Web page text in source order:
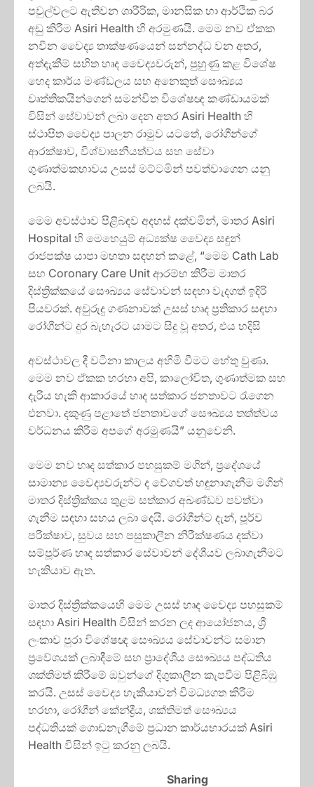
පවුල්වලට ඇතිවන ශාරීරික, මානසික හා ආර්ථික බර
අඩු කිරීම Asiri Health හි අරමුණයි. මෙම නව ඒකක
නවීන වෛද්‍ය තාක්ෂණයෙන් සන්නද්ධ වන අතර,
අත්දැකීම් සහිත හෘද වෛද්‍යවරුන්, පුහුණු කළ විශේෂ
හෙද කාර්ය මණ්ඩලය සහ අනෙකුත් සෞඛ්‍යය
වෘත්තිකයින්ගෙන් සමන්විත විශේෂඥ කණ්ඩායමක්
විසින් සේවාවන් ලබා දෙන අතර Asiri Health හි
ස්ථාපිත වෛද්‍ය පාලන රාමුව යටතේ, රෝගීන්ගේ
ආරක්ෂාව, විශ්වාසනීයත්වය සහ සේවා
ගුණාත්මකභාවය උසස් මට්ටමින් පවත්වාගෙන යනු
ලබයි.
මෙම අවස්ථාව පිළිබඳව අදහස් දක්වමින්, මාතර Asiri
Hospital හි මෙහෙයුම් අධ්‍යක්ෂ වෛද්‍ය සඳුන්
රාජපක්ෂ යාපා මහතා සඳහන් කළේ, “මෙම Cath Lab
සහ Coronary Care Unit ආරම්භ කිරීම මාතර
දිස්ත්‍රික්කයේ සෞඛ්‍යය සේවාවන් සඳහා වැදගත් ඉදිරි
පියවරක්. අවුරුදු ගණනාවක් උසස් හෘද ප්‍රතිකාර සඳහා
රෝගීන්ට දුර බැහැරට යාමට සිදු වූ අතර, එය හදිසි
අවස්ථාවල දී වටිනා කාලය අහිමි වීමට හේතු වුණා.
මෙම නව ඒකක හරහා අපි, කාලෝචිත, ගුණාත්මක සහ
දැරිය හැකි ආකාරයේ හෘද සත්කාර ජනතාවට රැගෙන
එනවා. දකුණු පළාතේ ජනතාවගේ සෞඛ්‍යය තත්ත්වය
වර්ධනය කිරීම අපගේ අරමුණයි” යනුවෙනි.
මෙම නව හෘද සත්කාර පහසුකම් මගින්, ප්‍රදේශයේ
සාමාන්‍ය වෛද්‍යවරුන්ට ද වේගවත් හඳුනාගැනීම මගින්
මාතර දිස්ත්‍රික්කය තුළම සත්කාර අඛණ්ඩව පවත්වා
ගැනීම සඳහා සහය ලබා දෙයි. රෝගීන්ට දැන්, පූර්ව
පරික්ෂාව, සුවය සහ පසුකාලීන නිරීක්ෂණය දක්වා
සම්පූර්ණ හෘද සත්කාර සේවාවන් දේශීයව ලබාගැනීමට
හැකියාව ඇත.
මාතර දිස්ත්‍රික්කයෙහි මෙම උසස් හෘද වෛද්‍ය පහසුකම්
සඳහා Asiri Health විසින් කරන ලද ආයෝජනය, ශ්‍රී
ලංකාව පුරා විශේෂඥ සෞඛ්‍යය සේවාවන්ට සමාන
ප්‍රවේශයක් ලබාදීමේ සහ ප්‍රාදේශීය සෞඛ්‍යය පද්ධතිය
ශක්තිමත් කිරීමේ ඔවුන්ගේ දිගුකාලීන කැපවීම පිළිබිඹු
කරයි. උසස් වෛද්‍ය හැකියාවන් විමධ්‍යගත කිරීම
හරහා, රෝගීන් කේන්ද්‍රීය, ශක්තිමත් සෞඛ්‍යය
පද්ධතියක් ගොඩනැගීමේ ප්‍රධාන කාර්යභාරයක් Asiri
Health විසින් ඉටු කරනු ලබයි.
Sharing